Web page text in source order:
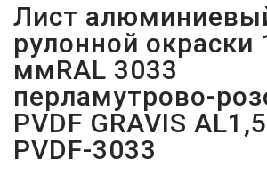
Лист
рулонной окраски
ммRAL 3033
перламутрово-
PVDF GRAVIS
PVDF-3033